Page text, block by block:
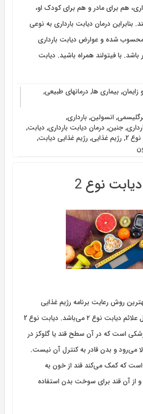
هم برای مادر و هم برای کودک او،
بنابراین درمان دیابت بارداری به نوعی
شده و عوارض دیابت بارداری
باشد. با فیتولند همراه باشید. دیابت
زایمان, بیماری ها, درمانهای طبیعی,
,انسولین, بارداری,
,جنین, درمان دیابت بارداری, دیابت,
2
, رژیم غذایی, رژیم غذایی دیابت,
نوع 2
روش رعایت برنامه رژیم غذایی
دیابت نوع ۲ و کنترل علائم دیابت نوع ۲ می‌باشد. دیابت نوع 2
است که در آن سطح قند یا گلوکز در
می‌رود و بدن قادر به کنترل آن نیست.
که کمک می‌کند قند از خون به
از آن قند برای سوخت بدن استفاده